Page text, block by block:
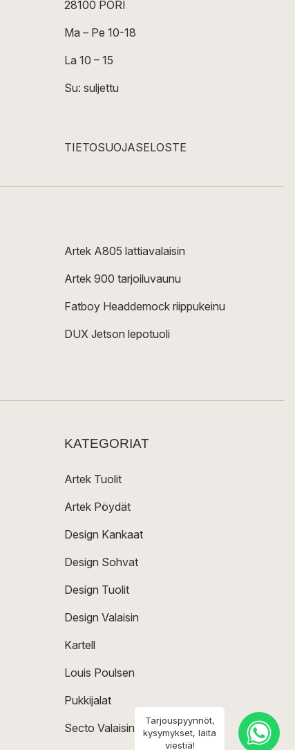
28100 PORI
Ma – Pe 10-18
La 10 – 15
Su: suljettu
TIETOSUOJASELOSTE
Artek A805 lattiavalaisin
Artek 900 tarjoiluvaunu
Fatboy Headdemock riippukeinu
DUX Jetson lepotuoli
KATEGORIAT
Artek Tuolit
Artek Pöydät
Design Kankaat
Design Sohvat
Design Tuolit
Design Valaisin
Kartell
Louis Poulsen
Pukkijalat
Secto Valaisin
Tarjouspyynnöt,
kysymykset, laita
viestiä!